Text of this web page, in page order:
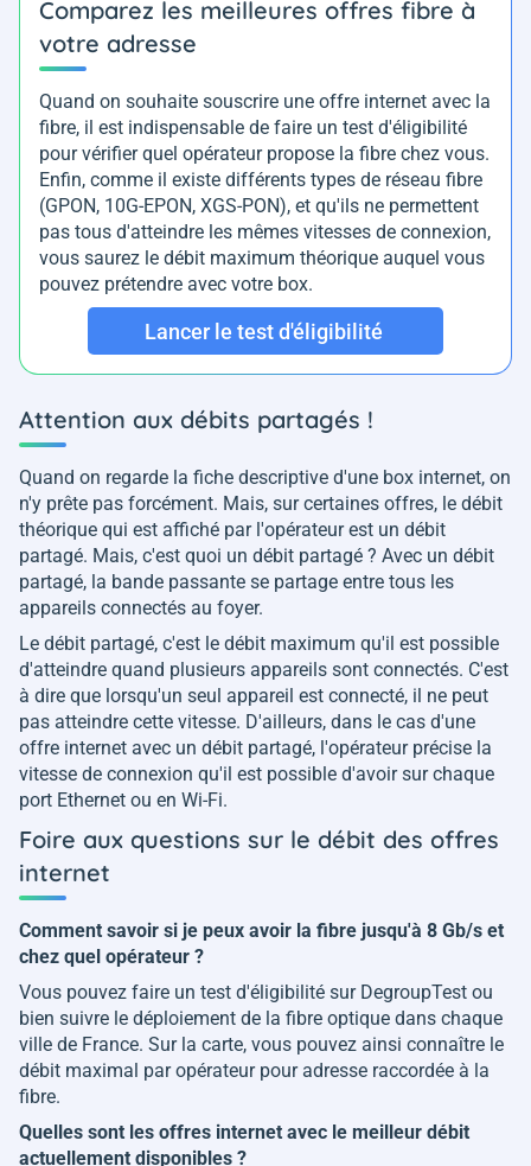
Comparez les meilleures offres fibre à
votre adresse
Quand on souhaite souscrire une offre internet avec la
fibre, il est indispensable de faire un test d'éligibilité
pour vérifier quel opérateur propose la fibre chez vous.
Enfin, comme il existe différents types de réseau fibre
(GPON, 10G-EPON, XGS-PON), et qu'ils ne permettent
pas tous d'atteindre les mêmes vitesses de connexion,
vous saurez le débit maximum théorique auquel vous
pouvez prétendre avec votre box.
Lancer le test d'éligibilité
Attention aux débits partagés !
Quand on regarde la fiche descriptive d'une box internet, on
n'y prête pas forcément. Mais, sur certaines offres, le débit
théorique qui est affiché par l'opérateur est un débit
partagé. Mais, c'est quoi un débit partagé ? Avec un débit
partagé, la bande passante se partage entre tous les
appareils connectés au foyer.
Le débit partagé, c'est le débit maximum qu'il est possible
d'atteindre quand plusieurs appareils sont connectés. C'est
à dire que lorsqu'un seul appareil est connecté, il ne peut
pas atteindre cette vitesse. D'ailleurs, dans le cas d'une
offre internet avec un débit partagé, l'opérateur précise la
vitesse de connexion qu'il est possible d'avoir sur chaque
port Ethernet ou en Wi-Fi.
Foire aux questions sur le débit des offres
internet
Comment savoir si je peux avoir la fibre jusqu'à 8 Gb/s et
chez quel opérateur ?
Vous pouvez faire un test d'éligibilité sur DegroupTest ou
bien suivre le déploiement de la fibre optique dans chaque
ville de France. Sur la carte, vous pouvez ainsi connaître le
débit maximal par opérateur pour adresse raccordée à la
fibre.
Quelles sont les offres internet avec le meilleur débit
actuellement disponibles ?